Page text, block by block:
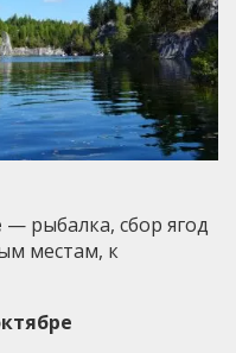
— рыбалка, сбор ягод
местам, к